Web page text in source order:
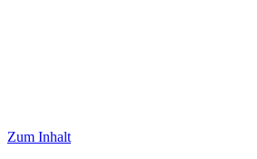
Zum Inhalt